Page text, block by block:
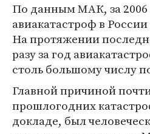
По данным МАК, за
авиакатастроф в России
На протяжении
разу за год
столь большому числу
Главной причиной
прошлогодних
докладе, был